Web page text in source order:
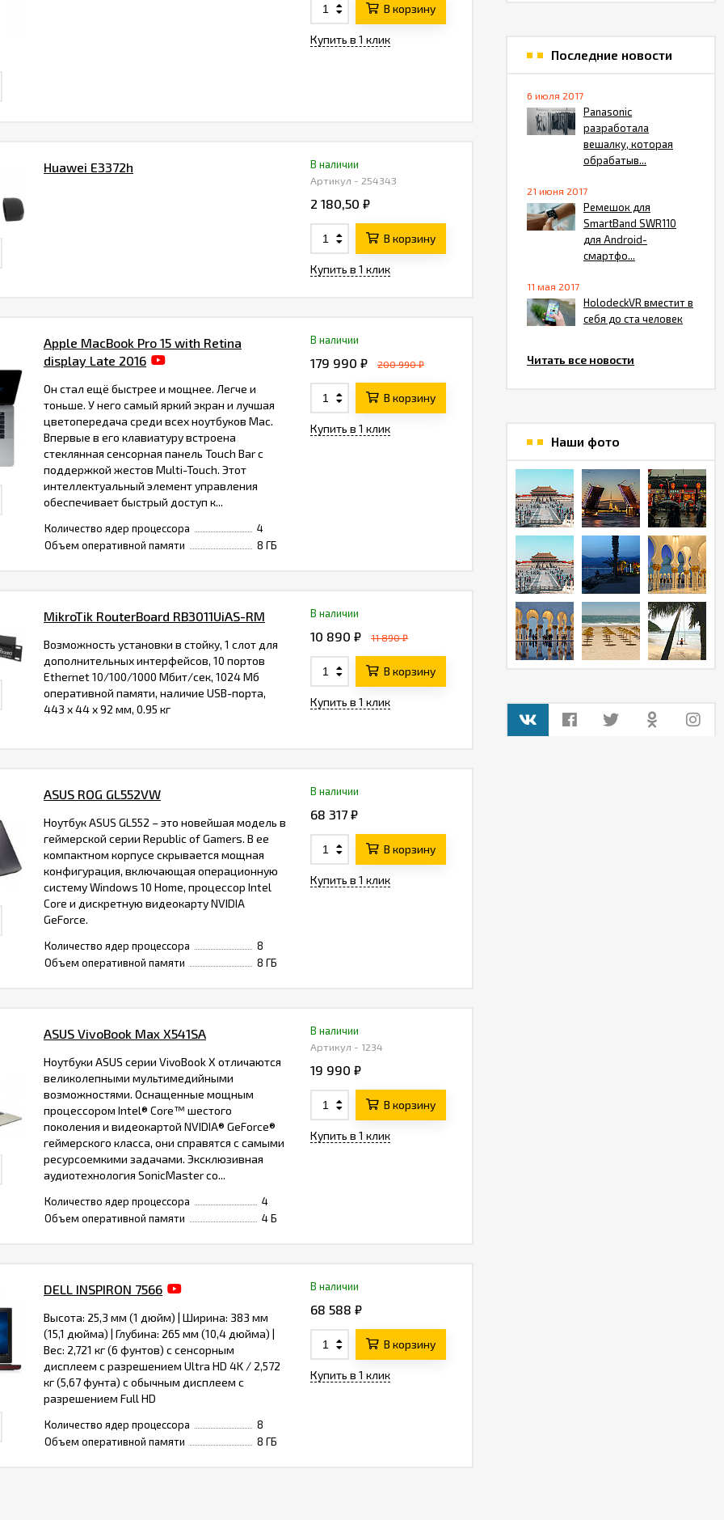
В корзину
Купить в 1 клик
Huawei E3372h
В наличии
Артикул - 254343
2 180,50 ₽
В корзину
Купить в 1 клик
Apple MacBook Pro 15 with Retina
display Late 2016
Он стал ещё быстрее и мощнее. Легче и
тоньше. У него самый яркий экран и лучшая
цветопередача среди всех ноутбуков Mac.
Впервые в его клавиатуру встроена
стеклянная сенсорная панель Touch Bar с
поддержкой жестов Multi-Touch. Этот
интеллектуальный элемент управления
обеспечивает быстрый доступ к...
Количество ядер процессора
4
Объем оперативной памяти
8 ГБ
В наличии
179 990 ₽ 200 990 ₽
В корзину
Купить в 1 клик
MikroTik RouterBoard RB3011UiAS-RM
Возможность установки в стойку, 1 слот для
дополнительных интерфейсов, 10 портов
Ethernet 10/100/1000 Мбит/сек, 1024 Мб
оперативной памяти, наличие USB-порта,
443 x 44 x 92 мм, 0.95 кг
В наличии
10 890 ₽ 11 890 ₽
В корзину
Купить в 1 клик
ASUS ROG GL552VW
Ноутбук ASUS GL552 – это новейшая модель в
геймерской серии Republic of Gamers. В ее
компактном корпусе скрывается мощная
конфигурация, включающая операционную
систему Windows 10 Home, процессор Intel
Core и дискретную видеокарту NVIDIA
GeForce.
Количество ядер процессора
8
Объем оперативной памяти
8 ГБ
В наличии
68 317 ₽
В корзину
Купить в 1 клик
ASUS VivoBook Max X541SA
Ноутбуки ASUS серии VivoBook X отличаются
великолепными мультимедийными
возможностями. Оснащенные мощным
процессором Intel® Core™ шестого
поколения и видеокартой NVIDIA® GeForce®
геймерского класса, они справятся с самыми
ресурсоемкими задачами. Эксклюзивная
аудиотехнология SonicMaster со...
Количество ядер процессора
4
Объем оперативной памяти
4 Б
В наличии
Артикул - 1234
19 990 ₽
В корзину
Купить в 1 клик
DELL INSPIRON 7566
Высота: 25,3 мм (1 дюйм) | Ширина: 383 мм
(15,1 дюйма) | Глубина: 265 мм (10,4 дюйма) |
Вес: 2,721 кг (6 фунтов) с сенсорным
дисплеем с разрешением Ultra HD 4K / 2,572
кг (5,67 фунта) с обычным дисплеем с
разрешением Full HD
Количество ядер процессора
8
Объем оперативной памяти
8 ГБ
В наличии
68 588 ₽
В корзину
Купить в 1 клик
Последние новости
6 июля 2017
Panasonic
разработала
вешалку, которая
обрабатыв...
21 июня 2017
Ремешок для
SmartBand SWR110
для Android-
смартфо...
11 мая 2017
HolodeckVR вместит в
себя до ста человек
Читать все новости
Наши фото